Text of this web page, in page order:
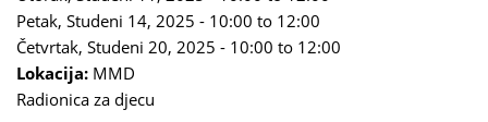
Petak, Studeni 14, 2025 - 10:00 to 12:00
Četvrtak, Studeni 20, 2025 - 10:00 to 12:00
Lokacija: MMD
Radionica za djecu